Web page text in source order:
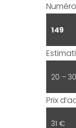
149
20 –
Prix
31 €